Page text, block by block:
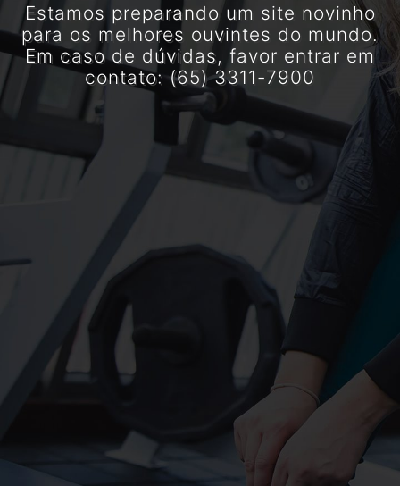
Estamos preparando um site novinho
para os melhores ouvintes do mundo.
Em caso de dúvidas, favor entrar em
contato: (65) 3311-7900